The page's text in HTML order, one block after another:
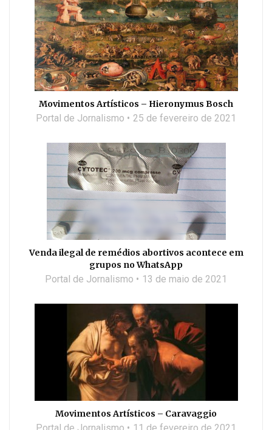
Movimentos Artísticos – Hieronymus Bosch
Portal de Jornalismo 25 de fevereiro de 2021
Venda ilegal de remédios abortivos acontece em
grupos no WhatsApp
Portal de Jornalismo 13 de maio de 2021
Movimentos Artísticos – Caravaggio